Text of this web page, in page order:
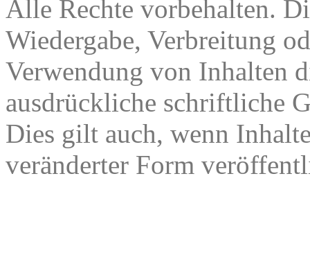
Alle Rechte vorbehalten.
Wiedergabe, Verbreitung
Verwendung von Inhalten
ausdrückliche schriftliche
Dies gilt auch, wenn
veränderter Form